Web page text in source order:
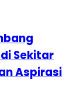
Sekitar
Aspirasi